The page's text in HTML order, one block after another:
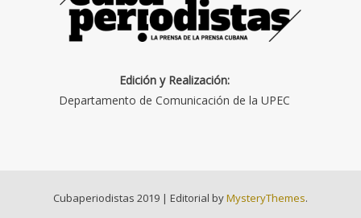
Edición y Realización:
Departamento de Comunicación de la UPEC
Cubaperiodistas 2019 | Editorial byMysteryThemes.